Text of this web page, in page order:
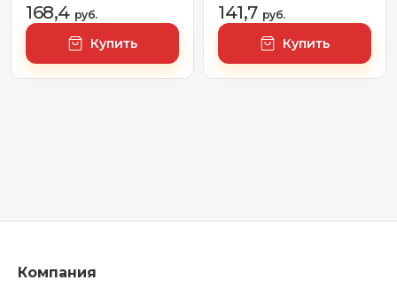
168,4 руб.
Купить
141,7 руб.
Купить
Компания